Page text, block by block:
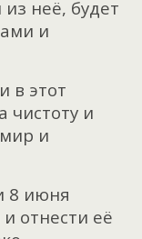
неё, будет
и
в этот
чистоту и
и
8 июня
отнести её